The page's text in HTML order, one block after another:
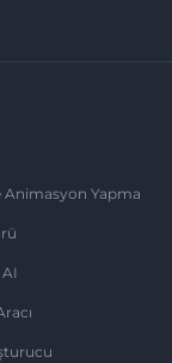
Animasyon Yapma
AI